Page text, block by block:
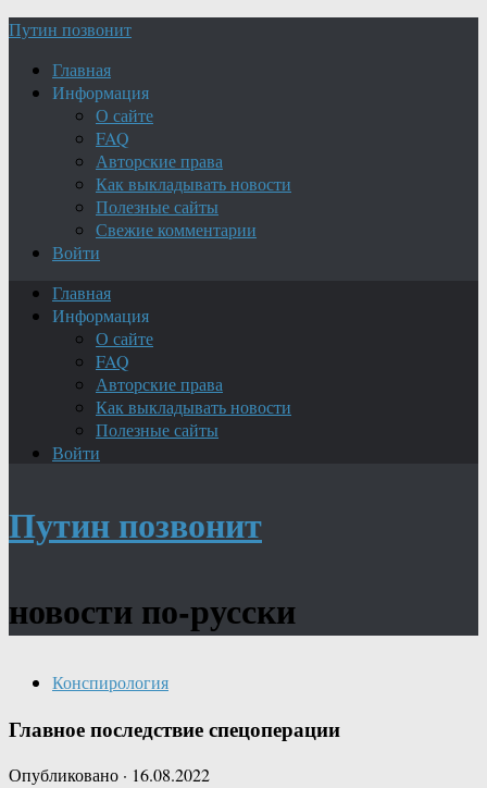
Путин позвонит
Главная
Информация
О сайте
FAQ
Авторские права
Как выкладывать новости
Полезные сайты
Свежие комментарии
Войти
Главная
Информация
О сайте
FAQ
Авторские права
Как выкладывать новости
Полезные сайты
Войти
Путин позвонит
новости по-русски
Конспирология
Главное последствие спецоперации
Опубликовано · 16.08.2022